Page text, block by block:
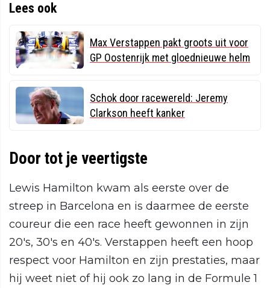
Lees ook
Max Verstappen pakt groots uit voor
GP Oostenrijk met gloednieuwe helm
Schok door racewereld: Jeremy
Clarkson heeft kanker
Door tot je veertigste
Lewis Hamilton kwam als eerste over de
streep in Barcelona en is daarmee de eerste
coureur die een race heeft gewonnen in zijn
20's, 30's en 40's. Verstappen heeft een hoop
respect voor Hamilton en zijn prestaties, maar
hij weet niet of hij ook zo lang in de Formule 1